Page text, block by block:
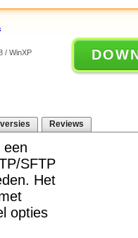
/ WinXP
Reviews
SFTP
Het
opties